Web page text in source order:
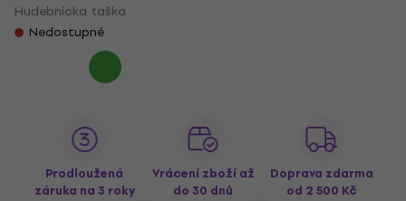
Hudebnícka taška
Nedostupné
Prodloužená
záruka na 3 roky
Vrácení zboží až
do 30 dnů
Doprava zdarma
od 2 500 Kč